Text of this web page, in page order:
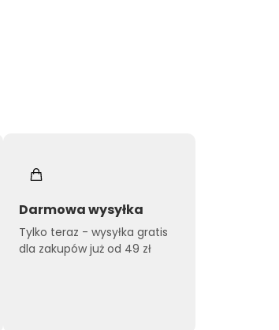
Darmowa wysyłka
Tylko teraz - wysyłka gratis
dla zakupów już od 49 zł